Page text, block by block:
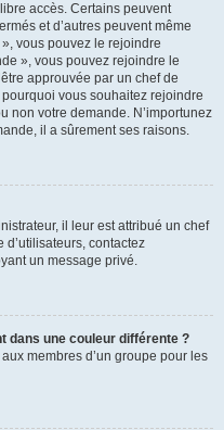
accès. Certains peuvent
et d’autres peuvent même
vous pouvez le rejoindre
», vous pouvez rejoindre le
approuvée par un chef de
vous souhaitez rejoindre
non votre demande. N’importunez
il a sûrement ses raisons.
il leur est attribué un chef
contactez
un message privé.
dans une couleur différente ?
membres d’un groupe pour les